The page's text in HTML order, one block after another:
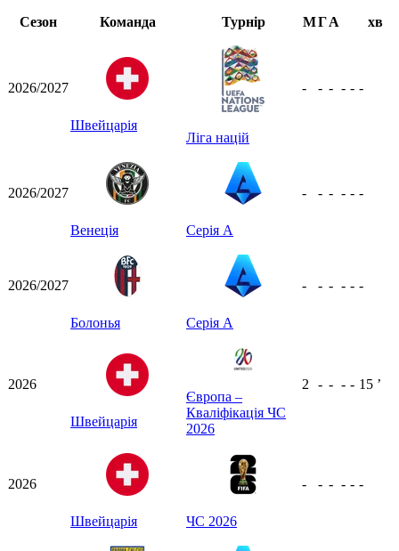
Сезон
Команда Турнір МГА хв
2026/2027
Швейцарія
Ліга націй
- - - - - -
2026/2027
Венеція Серія А
- - - - - -
2026/2027
Болонья Серія А
- - - - - -
2026
Швейцарія
Європа –
Кваліфікація ЧС
2026
2 - - - - 15 ʼ
2026
Швейцарія ЧС 2026
- - - - - -